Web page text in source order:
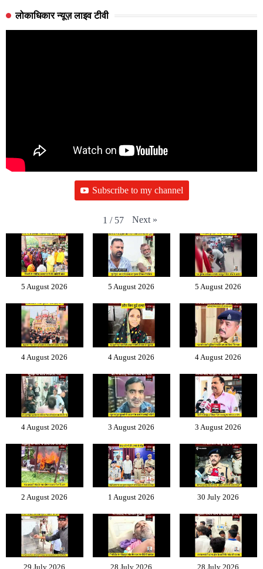
लोकाधिकार न्यूज़ लाइव टीवी
Subscribe to my channel
1 / 57 Next »
5 August 2026 5 August 2026 5 August 2026
4 August 2026 4 August 2026 4 August 2026
4 August 2026 3 August 2026 3 August 2026
2 August 2026 1 August 2026 30 July 2026